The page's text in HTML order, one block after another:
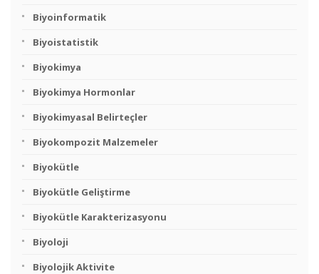
Biyoinformatik
Biyoistatistik
Biyokimya
Biyokimya Hormonlar
Biyokimyasal Belirteçler
Biyokompozit Malzemeler
Biyokütle
Biyokütle Geliştirme
Biyokütle Karakterizasyonu
Biyoloji
Biyolojik Aktivite